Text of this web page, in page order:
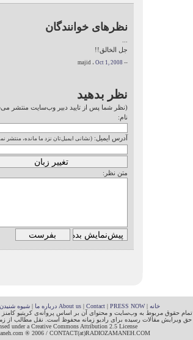
نظرهای خوانندگان
جل الخالق!!
-- majid ، Oct 1, 2008
نظر بدهید
(نظر شما پس از تایید دبیر وب‌سایت منتشر
نام:
آدرس ایمیل: (نشانی ایمیل‌تان نزد ما مانده، منتشر
متن نظر:
خانه |
About us| Contact| PRESS NOW درباره ما |شیوه شنیدن
تمام حقوق مربوط به وب‌سایت و محتوای آن بر اساس پروانه‌ی کریتیو کامنز
حق ویرایش مقالات رسیده برای رادیو زمانه محفوظ است. نقل مطالب از
under a Creative Commons Attribution 2.5 License
Radiozamaneh.com ® 2006 / CONTACT(at)RADIOZAMANEH.COM